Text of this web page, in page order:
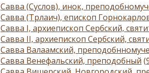
Савва (Суслов), инок,
Савва (Трлаич), епископ
Савва I, архиепископ Сербский,
Савва II, архиепископ Сербский,
Савва Валаамский,
Савва Венефальский, преподобный (